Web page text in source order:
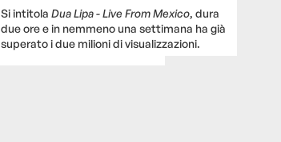
Si intitolaDua Lipa - Live From Mexico, dura
due ore e in nemmeno una settimana ha già
superato i due milioni di visualizzazioni.